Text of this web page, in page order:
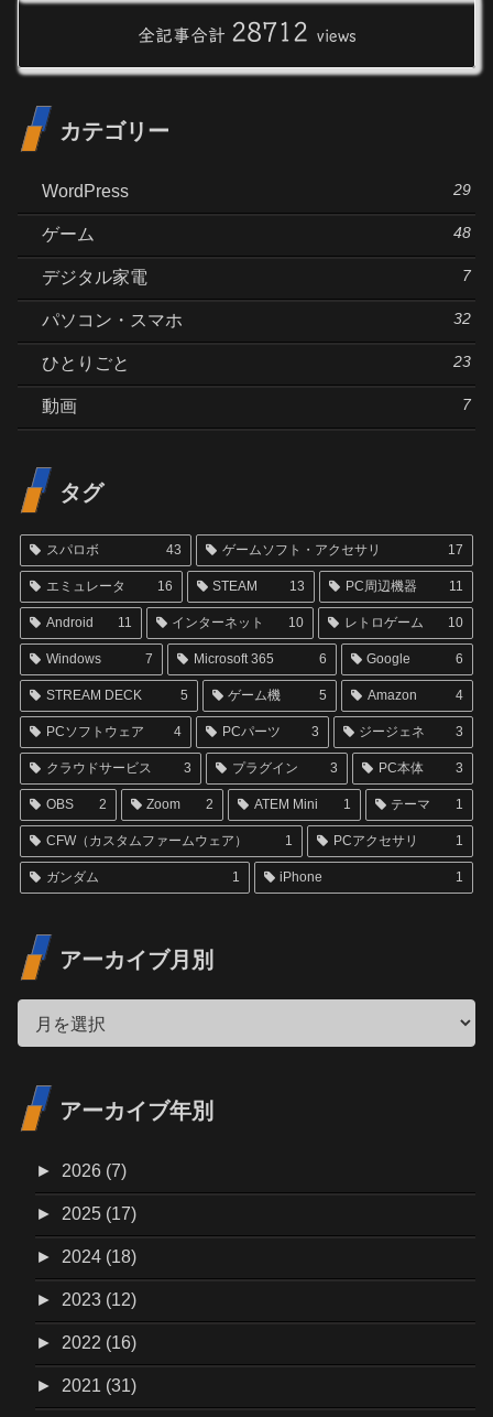
全記事合計 28712 views
カテゴリー
WordPress 29
ゲーム 48
デジタル家電 7
パソコン・スマホ 32
ひとりごと 23
動画 7
タグ
スパロボ 43 ゲームソフト・アクセサリ 17
エミュレータ 16 STEAM 13 PC周辺機器 11
Android 11 インターネット 10 レトロゲーム 10
Windows 7 Microsoft 365 6 Google 6
STREAM DECK 5 ゲーム機 5 Amazon 4
PCソフトウェア 4 PCパーツ 3 ジージェネ 3
クラウドサービス 3 プラグイン 3 PC本体 3
OBS 2 Zoom 2 ATEM Mini 1 テーマ 1
CFW（カスタムファームウェア） 1 PCアクセサリ 1
ガンダム 1 iPhone 1
アーカイブ月別
アーカイブ年別
► 2026 (7)
► 2025 (17)
► 2024 (18)
► 2023 (12)
► 2022 (16)
► 2021 (31)